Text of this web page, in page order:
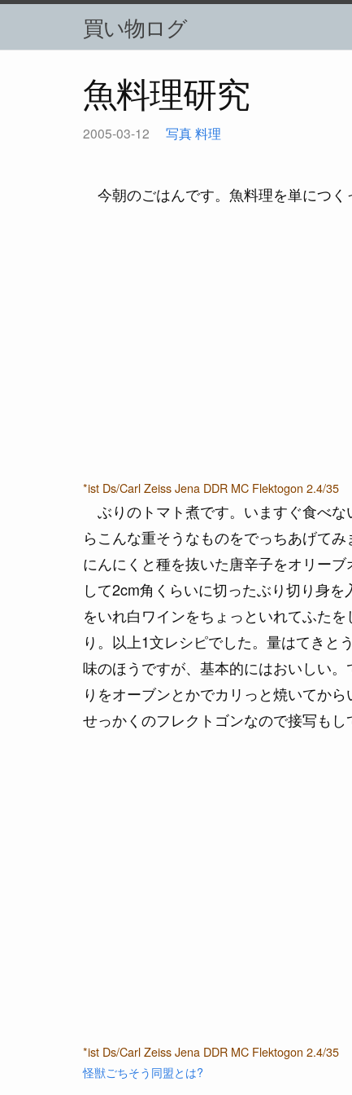
買い物ログ
魚料理研究
2005-03-12 写真料理
今朝のごはんです。魚料理を単につく
*ist Ds/Carl Zeiss Jena DDR MC Flektogon 2.4/35
ぶりのトマト煮です。いますぐ食べ
らこんな重そうなものをでっちあげてみ
にんにくと種を抜いた唐辛子をオリー
して2cm角くらいに切ったぶり切り身
をいれ白ワインをちょっといれてふた
り。以上1文レシピでした。量はてきとう
味のほうですが、基本的にはおいしい
りをオーブンとかでカリっと焼いてか
せっかくのフレクトゴンなので接写もし
*ist Ds/Carl Zeiss Jena DDR MC Flektogon 2.4/35
怪獣ごちそう同盟とは?